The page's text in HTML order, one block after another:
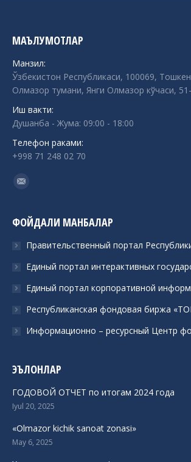
МАЪЛУМОТЛАР
Манзил:
Ўзбекистон Республикаси, 100069,
Олмазор тумани, Янги Олмазор кўчаси,
Иш вакти:
Душанба - Жума: 09:00 - 18:00
Телефон раками:
+998 71 248 02 70
Find us on:
Mail
ФОЙДАЛИ МАНБАЛАР
Правительственный портал
Единый портал интерактивных
Единый портал корпоративной
Республиканская фондовая биржа
Информационно – ресурсный Центр
ЭЪЛОНЛАР
ГОДОВОЙ ОТЧЕТ по итогам 2024 года
Iyul 20, 2025
«Olmazor kichik sanoat zonasi»
May 6, 2025